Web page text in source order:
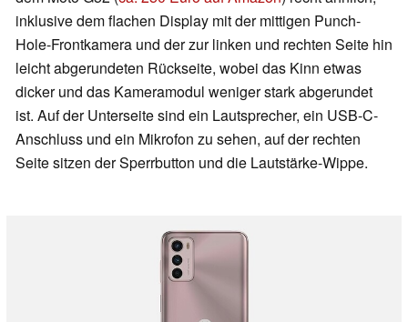
inklusive dem flachen Display mit der mittigen Punch-
Hole-Frontkamera und der zur linken und rechten Seite hin
leicht abgerundeten Rückseite, wobei das Kinn etwas
dicker und das Kameramodul weniger stark abgerundet
ist. Auf der Unterseite sind ein Lautsprecher, ein USB-C-
Anschluss und ein Mikrofon zu sehen, auf der rechten
Seite sitzen der Sperrbutton und die Lautstärke-Wippe.